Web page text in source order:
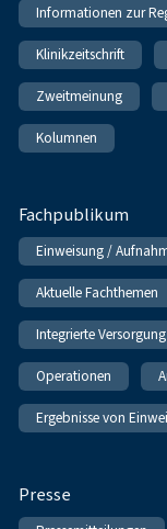
Informationen zur
Klinikzeitschrift
Zweitmeinung
Kolumnen
Fachpublikum
Einweisung /
Aktuelle Fachthemen
Integrierte Versorgung
Operationen
Ergebnisse von
Presse